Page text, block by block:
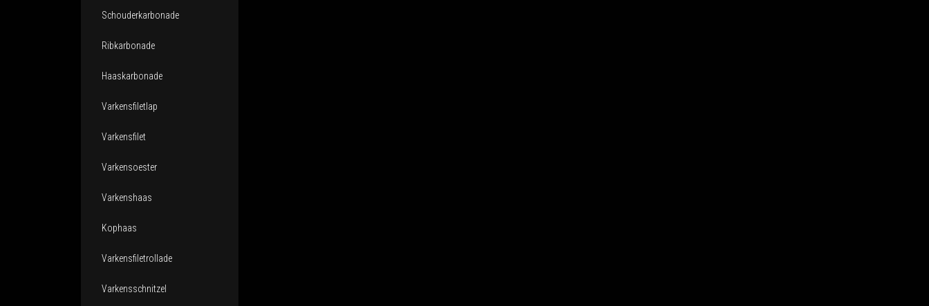
Schouderkarbonade
Ribkarbonade
Haaskarbonade
Varkensfiletlap
Varkensfilet
Varkensoester
Varkenshaas
Kophaas
Varkensfiletrollade
Varkensschnitzel